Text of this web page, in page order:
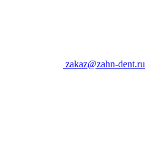
zakaz@zahn-dent.ru